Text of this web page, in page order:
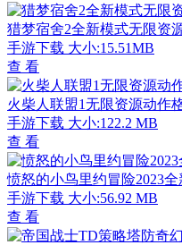
猎梦宿舍2全新模式无限资
手游下载 大小:15.51MB
查 看
火柴人联盟1无限资源动作
手游下载 大小:122.2 MB
查 看
愤怒的小鸟里约冒险2023全
手游下载 大小:56.92 MB
查 看